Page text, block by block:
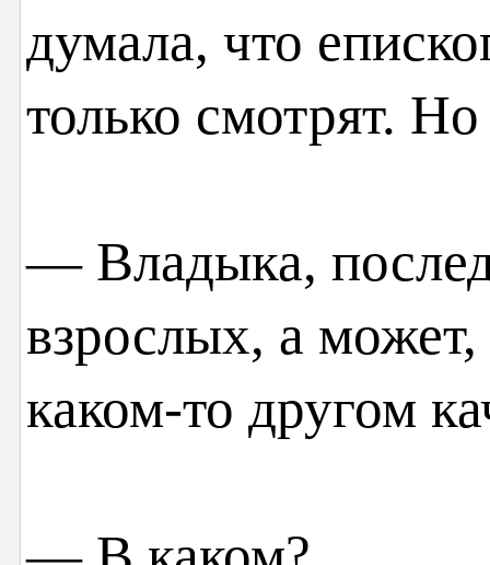
думала, что
только смотрят.
— Владыка,
взрослых, а
каком-то другом